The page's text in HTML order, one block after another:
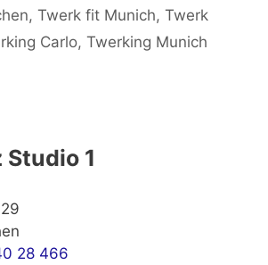
, Twerk fit Munich, Twerk
Carlo, Twerking Munich
1
28 466